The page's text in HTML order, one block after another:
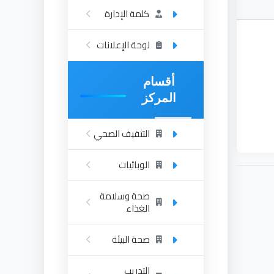
كلمة الإدارة
لوحة الإعلانات
أقسام
المركز
التثقيف الصحي
الوبائيات
صحة وسلامة
الغذاء
صحة البيئة